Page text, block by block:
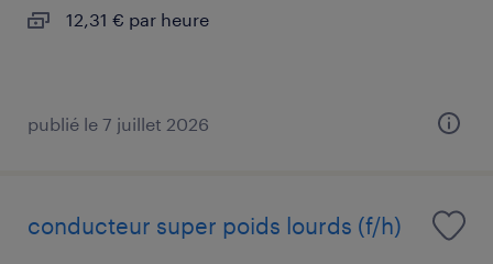
12,31 € par heure
publié le 7 juillet 2026
conducteur super poids lourds (f/h)